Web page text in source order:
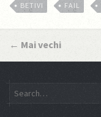
BETIVI FAIL
← Mai vechi